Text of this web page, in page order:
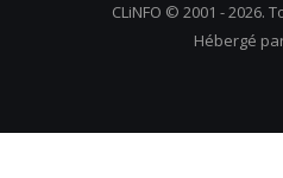
CLiNFO © 2001 - 2026.
Hébergé